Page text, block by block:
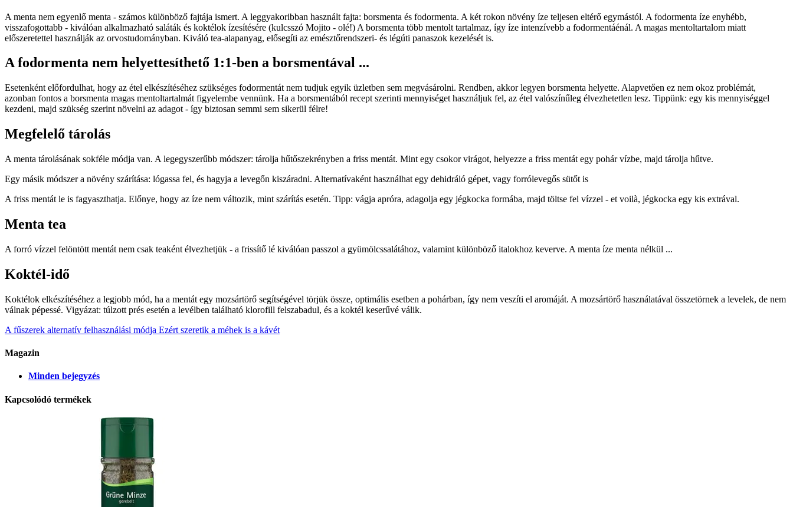
A menta nem egyenlő menta - számos különböző fajtája ismert. A leggyakoribban használt fajta: borsmenta és fodormenta. A két rokon növény íze teljesen eltérő egymástól. A fodormenta íze enyhébb,
visszafogottabb - kiválóan alkalmazható saláták és koktélok ízesítésére (kulcsszó Mojito - olé!) A borsmenta több mentolt tartalmaz, így íze intenzívebb a fodormentáénál. A magas mentoltartalom miatt
előszeretettel használják az orvostudományban. Kiváló tea-alapanyag, elősegíti az emésztőrendszeri- és légúti panaszok kezelését is.
A fodormenta nem helyettesíthető 1:1-ben a borsmentával ...
Esetenként előfordulhat, hogy az étel elkészítéséhez szükséges fodormentát nem tudjuk egyik üzletben sem megvásárolni. Rendben, akkor legyen borsmenta helyette. Alapvetően ez nem okoz problémát,
azonban fontos a borsmenta magas mentoltartalmát figyelembe vennünk. Ha a borsmentából recept szerinti mennyiséget használjuk fel, az étel valószínűleg élvezhetetlen lesz. Tippünk: egy kis mennyiséggel
kezdeni, majd szükség szerint növelni az adagot - így biztosan semmi sem sikerül félre!
Megfelelő tárolás
A menta tárolásának sokféle módja van. A legegyszerűbb módszer: tárolja hűtőszekrényben a friss mentát. Mint egy csokor virágot, helyezze a friss mentát egy pohár vízbe, majd tárolja hűtve.
Egy másik módszer a növény szárítása: lógassa fel, és hagyja a levegőn kiszáradni. Alternatívaként használhat egy dehidráló gépet, vagy forrólevegős sütőt is
A friss mentát le is fagyaszthatja. Előnye, hogy az íze nem változik, mint szárítás esetén. Tipp: vágja apróra, adagolja egy jégkocka formába, majd töltse fel vízzel - et voilà, jégkocka egy kis extrával.
Menta tea
A forró vízzel felöntött mentát nem csak teaként élvezhetjük - a frissítő lé kiválóan passzol a gyümölcssalátához, valamint különböző italokhoz keverve. A menta íze menta nélkül ...
Koktél-idő
Koktélok elkészítéséhez a legjobb mód, ha a mentát egy mozsártörő segítségével törjük össze, optimális esetben a pohárban, így nem veszíti el aromáját. A mozsártörő használatával összetörnek a levelek, de nem
válnak pépessé. Vigyázat: túlzott prés esetén a levélben található klorofill felszabadul, és a koktél keserűvé válik.
A fűszerek alternatív felhasználási módja Ezért szeretik a méhek is a kávét
Magazin
Minden bejegyzés
Kapcsolódó termékek